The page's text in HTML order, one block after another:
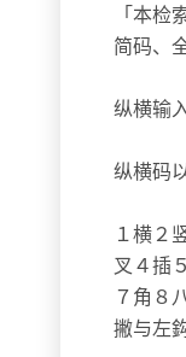
「本
简码、
纵横输
纵横码
１横２
叉４插
７角８
撇与左